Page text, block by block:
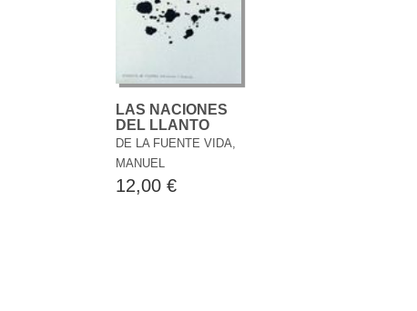
LAS NACIONES
DEL LLANTO
DE LA FUENTE VIDA,
MANUEL
12,00 €